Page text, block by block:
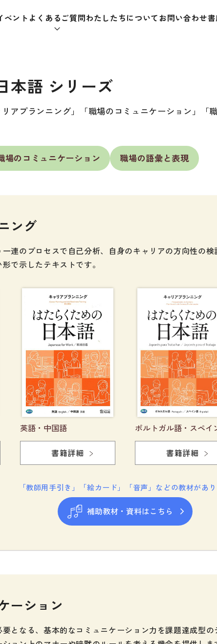
ベント よくあるご質問わたしたちについてお問い合わせ
助教材
Ｄ
・絵教材
向け補助
辞典
日本語学習辞典
スペイン語辞典
中国語辞典
ポルトガル語辞典
ロシア語辞典
各国語辞典
国語辞典
漢字・漢和辞典
語学・文法辞典
表現・用字用語辞典
語
言
試
日
異
多
言
ア
定
本語 シリーズ
アプランニング」「職場のコミュニケーション」「
場のコミュニケーション 職場の語彙と表現
ング
連のプロセスで自己分析、自身のキャリアの方向性の
で示したテキストです。
英語・中国語
書籍詳細
ポルトガル語・スペイ
書籍詳細
「教師用手引き」「絵カード」「音声」などの教材があ
補助教材・資料はこちら
ーション
となる、基本的なコミュニケーション力を課題達成型